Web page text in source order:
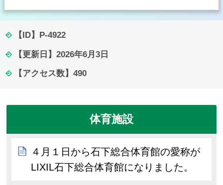
【ID】 P-4922
【更新日】 2026年6月3日
【アクセス数】 490
体育施設
４月１日から石下総合体育館の愛称が
LIXIL石下総合体育館になりました。